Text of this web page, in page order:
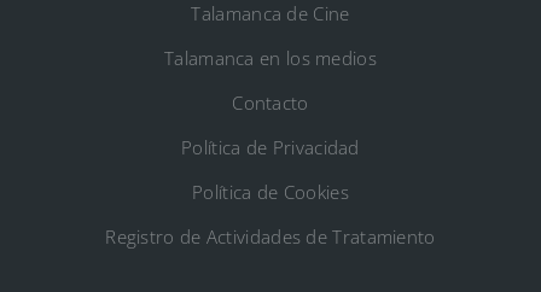
Talamanca de Cine
Talamanca en los medios
Contacto
Política de Privacidad
Política de Cookies
Registro de Actividades de Tratamiento